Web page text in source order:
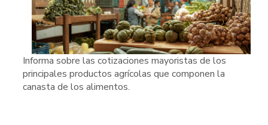
Informa sobre las cotizaciones mayoristas de los
principales productos agrícolas que componen la
canasta de los alimentos.